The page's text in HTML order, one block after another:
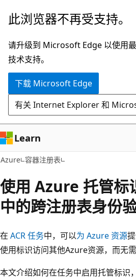
跳
主
要
内
此浏览器不再受支持。
请升级到 Microsoft Edge 以使用
技术支持。
下载 Microsoft Edge
有关 Internet Explorer 和
Learn
Azure 容器注册表
使用 Azure 托管标
中的跨注册表身份
在 ACR 任务中，可以为 Azure 资源
使用标识访问其他Azure资源，而无
本文介绍如何在任务中启用托管标识